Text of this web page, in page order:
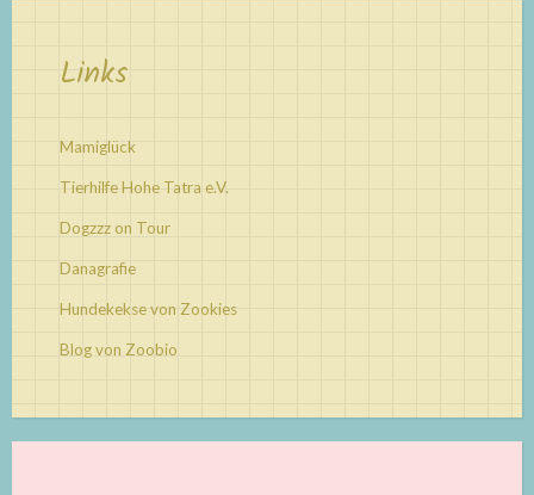
Links
Mamiglück
Tierhilfe Hohe Tatra e.V.
Dogzzz on Tour
Danagrafie
Hundekekse von Zookies
Blog von Zoobio